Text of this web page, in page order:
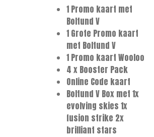
1 Promo kaart met
Boltund V
1 Grote Promo kaart
met Boltund V
1 Promo kaart Wooloo
4 x Booster Pack
Online Code kaart
Boltund V Box met 1x
evolving skies 1x
fusion strike 2x
brilliant stars